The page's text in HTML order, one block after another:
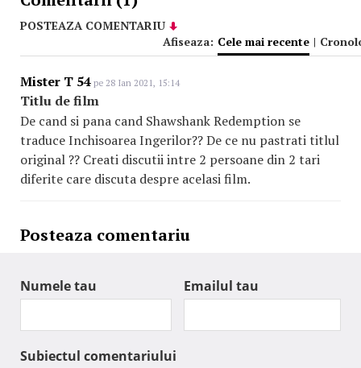
POSTEAZA COMENTARIU
Afiseaza: Cele mai recente |
Mister T 54 pe 28 Ian 2021, 15:14
Titlu de film
De cand si pana cand Shawshank Redemption se
traduce Inchisoarea Ingerilor?? De ce nu pastrati titlul
original ?? Creati discutii intre 2 persoane din 2 tari
diferite care discuta despre acelasi film.
Posteaza comentariu
Numele tau Emailul tau
Subiectul comentariului